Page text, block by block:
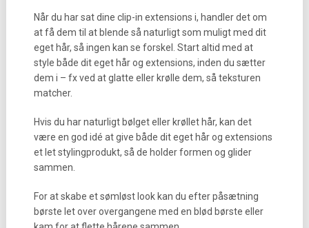
Når du har sat dine clip-in extensions i, handler det om
at få dem til at blende så naturligt som muligt med dit
eget hår, så ingen kan se forskel. Start altid med at
style både dit eget hår og extensions, inden du sætter
dem i – fx ved at glatte eller krølle dem, så teksturen
matcher.
Hvis du har naturligt bølget eller krøllet hår, kan det
være en god idé at give både dit eget hår og extensions
et let stylingprodukt, så de holder formen og glider
sammen.
For at skabe et sømløst look kan du efter påsætning
børste let over overgangene med en blød børste eller